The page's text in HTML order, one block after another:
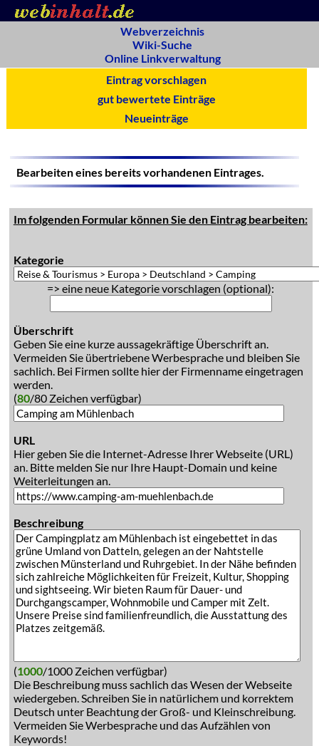
Webverzeichnis
Wiki-Suche
Online Linkverwaltung
Eintrag vorschlagen
gut bewertete Einträge
Neueinträge
Bearbeiten eines bereits vorhandenen Eintrages.
Im folgenden Formular können Sie den Eintrag bearbeiten:
Kategorie
=> eine neue Kategorie vorschlagen (optional):
Überschrift
Geben Sie eine kurze aussagekräftige Überschrift an.
Vermeiden Sie übertriebene Werbesprache und bleiben Sie
sachlich. Bei Firmen sollte hier der Firmenname eingetragen
werden.
(80/80 Zeichen verfügbar)
URL
Hier geben Sie die Internet-Adresse Ihrer Webseite (URL)
an. Bitte melden Sie nur Ihre Haupt-Domain und keine
Weiterleitungen an.
Beschreibung
(1000/1000 Zeichen verfügbar)
Die Beschreibung muss sachlich das Wesen der Webseite
wiedergeben. Schreiben Sie in natürlichem und korrektem
Deutsch unter Beachtung der Groß- und Kleinschreibung.
Vermeiden Sie Werbesprache und das Aufzählen von
Keywords!